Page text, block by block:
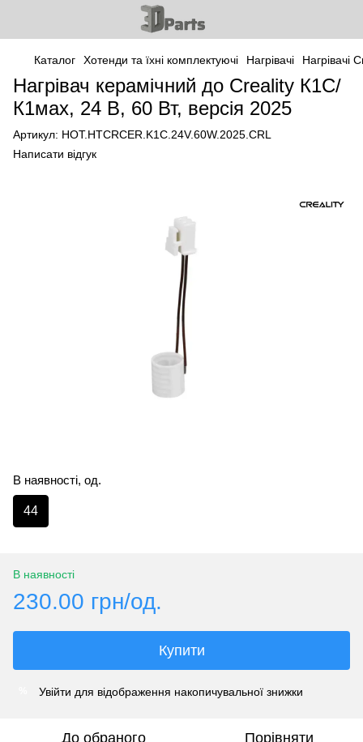
Каталог Хотенди та їхні комплектуючі Нагрівачі Нагрівачі
Нагрівач керамічний до Creality К1С/
К1мах, 24 В, 60 Вт, версія 2025
Артикул: HOT.HTCRCER.K1С.24V.60W.2025.CRL
Написати відгук
В наявності, од.
44
В наявності
230.00 грн/од.
Купити
Увійти для відображення накопичувальної знижки
До обраного Порівняти